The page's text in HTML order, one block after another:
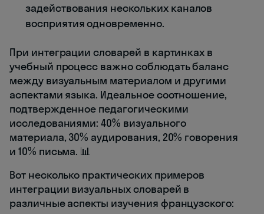
задействования нескольких каналов
восприятия одновременно.
При интеграции словарей в картинках в
учебный процесс важно соблюдать баланс
между визуальным материалом и другими
аспектами языка. Идеальное соотношение,
подтвержденное педагогическими
исследованиями: 40% визуального
материала, 30% аудирования, 20% говорения
и 10% письма. 📊
Вот несколько практических примеров
интеграции визуальных словарей в
различные аспекты изучения французского: